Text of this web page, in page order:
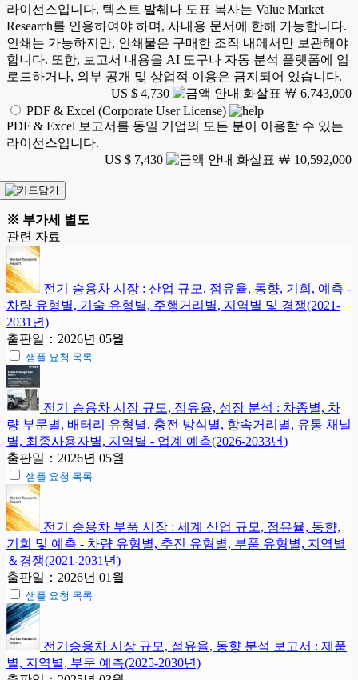
라이선스입니다. 텍스트 발췌나 도표 복사는 Value Market
Research를 인용하여야 하며, 사내용 문서에 한해 가능합니다.
인쇄는 가능하지만, 인쇄물은 구매한 조직 내에서만 보관해야
합니다. 또한, 보고서 내용을 AI 도구나 자동 분석 플랫폼에 업
로드하거나, 외부 공개 및 상업적 이용은 금지되어 있습니다.
US $ 4,730
￦ 6,743,000
PDF & Excel (Corporate User License)
PDF & Excel 보고서를 동일 기업의 모든 분이 이용할 수 있는
라이선스입니다.
US $ 7,430
￦ 10,592,000
※ 부가세 별도
관련 자료
전기 승용차 시장 : 산업 규모, 점유율, 동향, 기회, 예측 -
차량 유형별, 기술 유형별, 주행거리별, 지역별 및 경쟁(2021-
2031년)
출판일：2026년 05월
샘플 요청 목록
전기 승용차 시장 규모, 점유율, 성장 분석 : 차종별, 차
량 부문별, 배터리 유형별, 충전 방식별, 항속거리별, 유통 채널
별, 최종사용자별, 지역별 - 업계 예측(2026-2033년)
출판일：2026년 05월
샘플 요청 목록
전기 승용차 부품 시장 : 세계 산업 규모, 점유율, 동향,
기회 및 예측 - 차량 유형별, 추진 유형별, 부품 유형별, 지역별
＆경쟁(2021-2031년)
출판일：2026년 01월
샘플 요청 목록
전기승용차 시장 규모, 점유율, 동향 분석 보고서 : 제품
별, 지역별, 부문 예측(2025-2030년)